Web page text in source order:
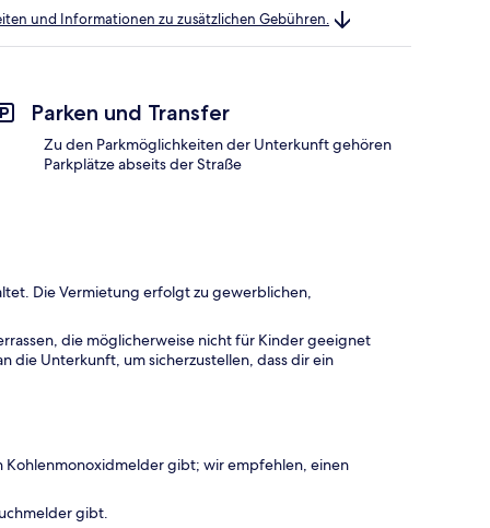
und Informationen zu zusätzlichen Gebühren.
Parken und Transfer
Zu den Parkmöglichkeiten der Unterkunft gehören
Parkplätze abseits der Straße
Die Vermietung erfolgt zu gewerblichen,
die möglicherweise nicht für Kinder geeignet
die Unterkunft, um sicherzustellen, dass dir ein
gibt; wir empfehlen, einen
gibt.